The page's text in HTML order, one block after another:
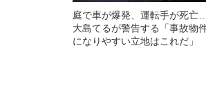
庭で車が爆発、運転手が死亡…
大島てるが警告する「事故物
になりやすい立地はこれだ」